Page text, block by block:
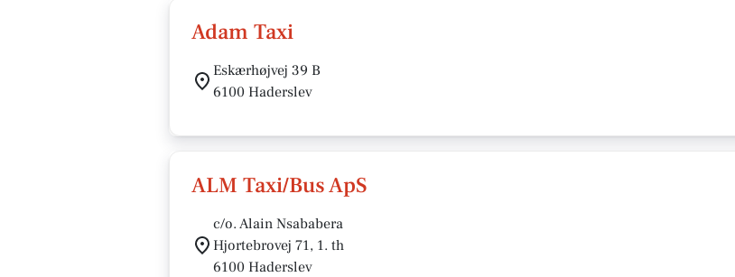
Adam Taxi
Eskærhøjvej 39 B
6100 Haderslev
ALM Taxi/Bus ApS
c/o. Alain Nsababera
Hjortebrovej 71, 1. th
6100 Haderslev